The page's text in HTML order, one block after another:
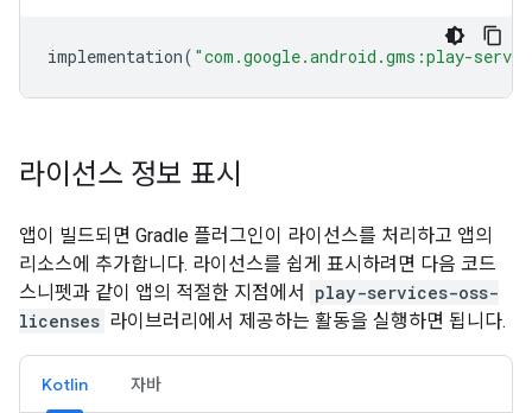
implementation( "com.google.android.gms:play-
라이선스 정보 표시
앱이 빌드되면 Gradle 플러그인이 라이선스를 처리하고 앱의
리소스에 추가합니다. 라이선스를 쉽게 표시하려면 다음 코드
스니펫과 같이 앱의 적절한 지점에서
play-services-oss-
licenses 라이브러리에서 제공하는 활동을 실행하면 됩니다.
Kotlin 자바